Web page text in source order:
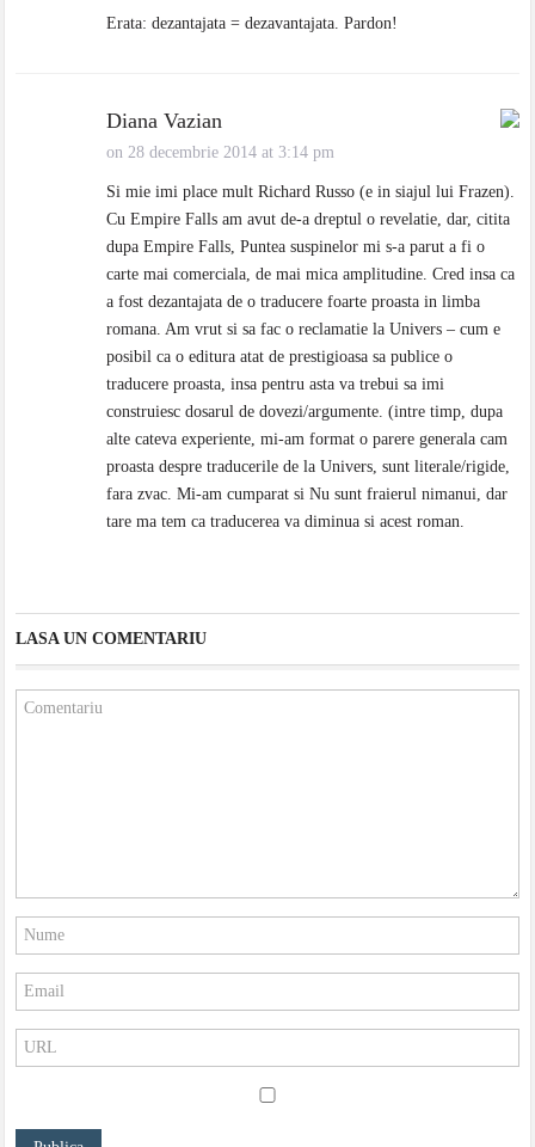
Erata: dezantajata = dezavantajata. Pardon!
Diana Vazian
on 28 decembrie 2014 at 3:14 pm
Si mie imi place mult Richard Russo (e in siajul lui Frazen).
Cu Empire Falls am avut de-a dreptul o revelatie, dar, citita
dupa Empire Falls, Puntea suspinelor mi s-a parut a fi o
carte mai comerciala, de mai mica amplitudine. Cred insa ca
a fost dezantajata de o traducere foarte proasta in limba
romana. Am vrut si sa fac o reclamatie la Univers – cum e
posibil ca o editura atat de prestigioasa sa publice o
traducere proasta, insa pentru asta va trebui sa imi
construiesc dosarul de dovezi/argumente. (intre timp, dupa
alte cateva experiente, mi-am format o parere generala cam
proasta despre traducerile de la Univers, sunt literale/rigide,
fara zvac. Mi-am cumparat si Nu sunt fraierul nimanui, dar
tare ma tem ca traducerea va diminua si acest roman.
LASA UN COMENTARIU